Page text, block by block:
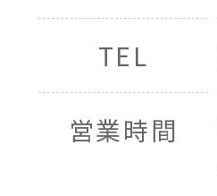
TEL
営業時間